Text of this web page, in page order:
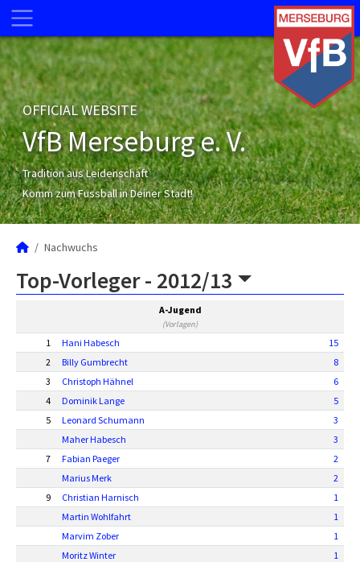
OFFICIAL WEBSITE
VfB Merseburg e. V.
Tradition aus Leidenschaft
Komm zum Fussball in Deiner Stadt!
Nachwuchs
Top-Vorleger - 2012/13
A-Jugend
(Vorlagen)
1 Hani Habesch
15
2
Billy Gumbrecht
8
3
Christoph Hähnel
6
4
Dominik Lange
5
5
Leonard Schumann
3
Maher Habesch
3
7
Fabian Paeger
2
Marius Merk
2
9
Christian Harnisch
1
Martin Wohlfahrt
1
Marvim Zober
1
Moritz Winter
1